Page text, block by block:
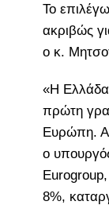
Το επιλέγω
ακριβώς
ο κ.
«Η Ελλάδα
πρώτη
Ευρώπη.
ο
8%,